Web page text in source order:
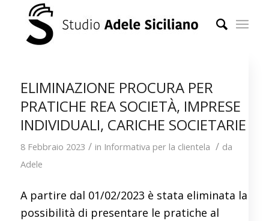
ELIMINAZIONE PROCURA PER
PRATICHE REA SOCIETÀ, IMPRESE
INDIVIDUALI, CARICHE SOCIETARIE
8 Febbraio 2023 / in Informativa per la clientela / da
Adele
A partire dal 01/02/2023 è stata eliminata la
possibilità di presentare le pratiche al